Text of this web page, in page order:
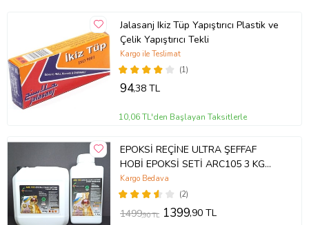
Jalasanj Ikiz Tüp Yapıştırıcı Plastik ve
Çelik Yapıştırıcı Tekli
(1)
Kargo ile Teslimat
94,38 TL
10,06 TL'den Başlayan Taksitlerle
EPOKSİ REÇİNE ULTRA ŞEFFAF
HOBİ EPOKSİ SETİ ARC105 3 KG
SET
(2)
Kargo Bedava
1499,90 TL 1399,90 TL